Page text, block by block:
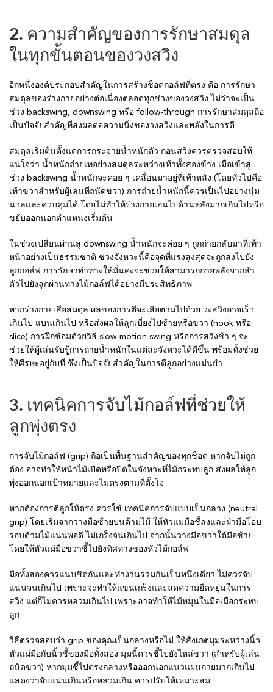
2. ความสำคัญของการรักษาสมดุล
ในทุกขั้นตอนของวงสวิง
อีกหนึ่งองค์ประกอบสำคัญในการสร้างช็อตกอล์ฟที่ตรง คือ การรักษา
สมดุลของร่างกายอย่างต่อเนื่องตลอดทุกช่วงของวงสวิง ไม่ว่าจะเป็น
ช่วง backswing, downswing หรือ follow-through การรักษาสมดุลถือ
เป็นปัจจัยสำคัญที่ส่งผลต่อความนิ่งของวงสวิงและพลังในการตี
สมดุลเริ่มต้นตั้งแต่การกระจายน้ำหนักตัว ก่อนสวิงควรตรวจสอบให้
แน่ใจว่า น้ำหนักถ่ายเทอย่างสมดุลระหว่างเท้าทั้งสองข้าง เมื่อเข้าสู่
ช่วง backswing น้ำหนักจะค่อย ๆ เคลื่อนมาอยู่ที่เท้าหลัง (โดยทั่วไปคือ
เท้าขวาสำหรับผู้เล่นที่ถนัดขวา) การถ่ายน้ำหนักนี้ควรเป็นไปอย่างนุ่ม
นวลและควบคุมได้ โดยไม่ทำให้ร่างกายเอนไปด้านหลังมากเกินไปหรือ
ขยับออกนอกตำแหน่งเริ่มต้น
ในช่วงเปลี่ยนผ่านสู่ downswing น้ำหนักจะค่อย ๆ ถูกถ่ายกลับมาที่เท้า
หน้าอย่างเป็นธรรมชาติ ช่วงจังหวะนี้คือจุดที่แรงสูงสุดจะถูกส่งไปยัง
ลูกกอล์ฟ การรักษาท่าทางให้มั่นคงจะช่วยให้สามารถถ่ายพลังจากลำ
ตัวไปยังลูกผ่านทางไม้กอล์ฟได้อย่างมีประสิทธิภาพ
หากร่างกายเสียสมดุล ผลของการตีจะเสียตามไปด้วย วงสวิงอาจเร็ว
เกินไป แบนเกินไป หรือส่งผลให้ลูกเบี่ยงไปซ้ายหรือขวา (hook หรือ
slice) การฝึกซ้อมด้วยวิธี slow-motion swing หรือการสวิงช้า ๆ จะ
ช่วยให้ผู้เล่นรับรู้การถ่ายน้ำหนักในแต่ละจังหวะได้ดีขึ้น พร้อมทั้งช่วย
ให้ศีรษะอยู่กับที่ ซึ่งเป็นปัจจัยสำคัญในการตีลูกอย่างแม่นยำ
3. เทคนิคการจับไม้กอล์ฟที่ช่วยให้
ลูกพุ่งตรง
การจับไม้กอล์ฟ (grip) ถือเป็นพื้นฐานสำคัญของทุกช็อต หากจับไม่ถูก
ต้อง อาจทำให้หน้าไม้เปิดหรือปิดในจังหวะที่ไม้กระทบลูก ส่งผลให้ลูก
พุ่งออกนอกเป้าหมายและไม่ตรงตามที่ตั้งใจ
หากต้องการตีลูกให้ตรง ควรใช้ เทคนิคการจับแบบเป็นกลาง (neutral
grip) โดยเริ่มจากวางมือซ้ายบนด้ามไม้ ให้หัวแม่มือชี้ลงและฝ่ามือโอบ
รอบด้ามไม้แน่นพอดี ไม่เกร็งจนเกินไป จากนั้นวางมือขวาใต้มือซ้าย
โดยให้หัวแม่มือขวาชี้ไปยังทิศทางของหัวไม้กอล์ฟ
มือทั้งสองควรแนบชิดกันและทำงานร่วมกันเป็นหนึ่งเดียว ไม่ควรจับ
แน่นจนเกินไป เพราะจะทำให้แขนเกร็งและลดความยืดหยุ่นในการ
สวิง แต่ก็ไม่ควรหลวมเกินไป เพราะอาจทำให้ไม้หมุนในมือเมื่อกระทบ
ลูก
วิธีตรวจสอบว่า grip ของคุณเป็นกลางหรือไม่ ให้สังเกตมุมระหว่างนิ้ว
หัวแม่มือกับนิ้วชี้ของมือทั้งสอง มุมนี้ควรชี้ไปยังไหล่ขวา (สำหรับผู้เล่น
ถนัดขวา) หากมุมชี้ไปตรงกลางหรือออกนอกแนวแผนกายมากเกินไป
แสดงว่าจับแน่นเกินหรือหลวมเกิน ควรปรับให้เหมาะสม